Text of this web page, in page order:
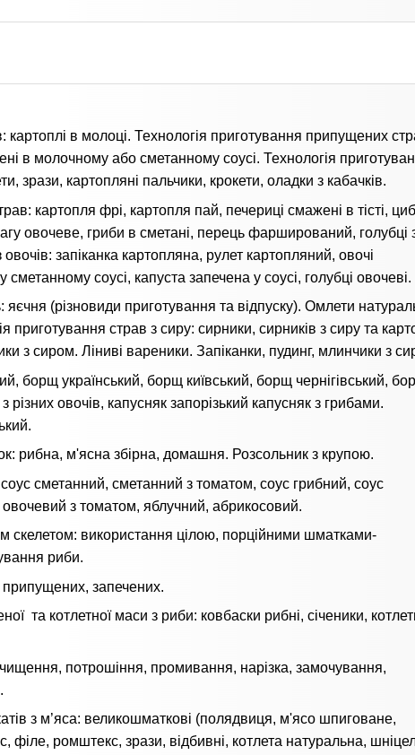
картоплі в молоці. Технологія приготування припущених
в молочному або сметанному соусі. Технологія
зрази, картопляні пальчики, крокети, оладки з кабачків.
картопля фрі, картопля пай, печериці смажені в тісті,
овочеве, гриби в сметані, перець фарширований, голубці
запіканка картопляна, рулет картопляний, овочі
соусі, капуста запечена у соусі, голубці овочеві.
яєчня (різновиди приготування та відпуску). Омлети
страв з сиру: сирники, сирників з сиру та
з сиром. Ліниві вареники. Запіканки, пудинг, млинчики з
борщ український, борщ київський, борщ чернігівський,
овочів, капусняк запорізький капусняк з грибами.
рибна, м'ясна збірна, домашня. Розсольник з крупою.
сметанний, сметанний з томатом, соус грибний, соус
з томатом, яблучний, абрикосовий.
скелетом: використання цілою, порційними шматками-
риби.
запечених.
та котлетної маси з риби: ковбаски рибні, січеники,
потрошіння, промивання, нарізка, замочування,
з м’яса: великошматкові (полядвиця, м'ясо шпиговане,
ромштекс, зрази, відбивні, котлета натуральна,